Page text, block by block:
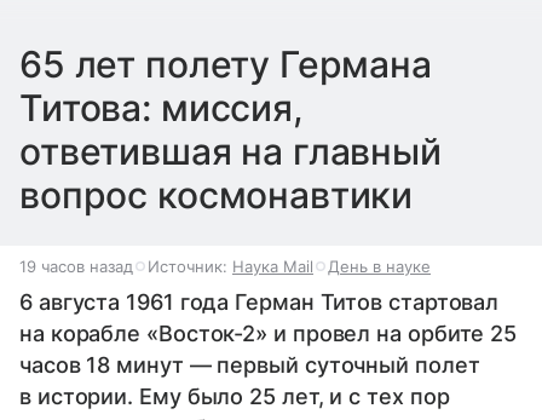
65 лет полету Германа
Титова: миссия,
ответившая на главный
вопрос космонавтики
19 часов назад Источник: Наука Mail День в науке
6 августа 1961 года Герман Титов стартовал
на корабле «Восток-2» и провел на орбите 25
часов 18 минут — первый суточный полет
в истории. Ему было 25 лет, и с тех пор